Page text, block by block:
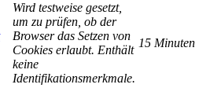
Wird testweise gesetzt,
um zu prüfen, ob der
Browser das Setzen von
Cookies erlaubt. Enthält
keine
Identifikationsmerkmale.
15 Minuten